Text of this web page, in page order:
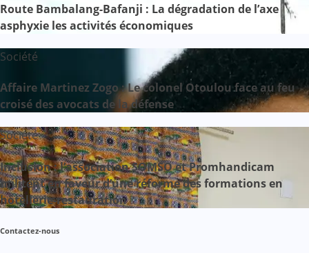
Route Bambalang-Bafanji : La dégradation de l’axe
asphyxie les activités économiques
Société
Affaire Martinez Zogo : Le colonel Otoulou face au feu
croisé des avocats de la défense
Société
Inclusion : l’association SOMSO et Promhandicam
militent en faveur d’une réforme des formations en
hôtellerie-restauration
Contactez-nous